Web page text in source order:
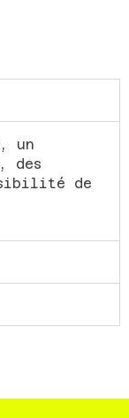
un
des
de